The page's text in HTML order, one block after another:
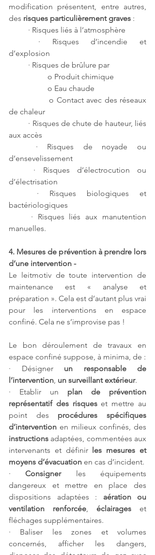
modification présentent, entre autres,
des risques particulièrement graves :
	· Risques liés à l’atmosphère
d’explosion
	· Risques de brûlure par
		o Produit chimique
		o Eau chaude
de chaleur
aux accès
d’ensevelissement
d’électrisation
bactériologiques
manuelles.
4. Mesures de prévention à prendre lors
d’une intervention -
Le leitmotiv de toute intervention de
maintenance est « analyse et
préparation ». Cela est d’autant plus vrai
pour les interventions en espace
confiné. Cela ne s’improvise pas !
Le bon déroulement de travaux en
espace confiné suppose, à minima, de :
· Désigner un responsable de
l’intervention, un surveillant extérieur.
· Etablir un plan de prévention
représentatif des risques et mettre au
point des procédures spécifiques
d’intervention
instructions adaptées, commentées aux
intervenants et définir les mesures et
moyens d’évacuation en cas d’incident.
· Consigner les équipements
dangereux et mettre en place des
dispositions adaptées : aération ou
ventilation renforcée, éclairages et
fléchages supplémentaires.
· Baliser les zones et volumes
concernés, afficher les dangers,